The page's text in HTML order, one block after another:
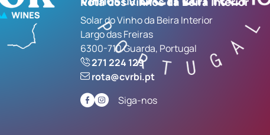
Solar do Vinho da Beira Interior
Largo das Freiras
6300-710 Guarda, Portugal
271 224 129
rota@cvrbi.pt
Siga-nos